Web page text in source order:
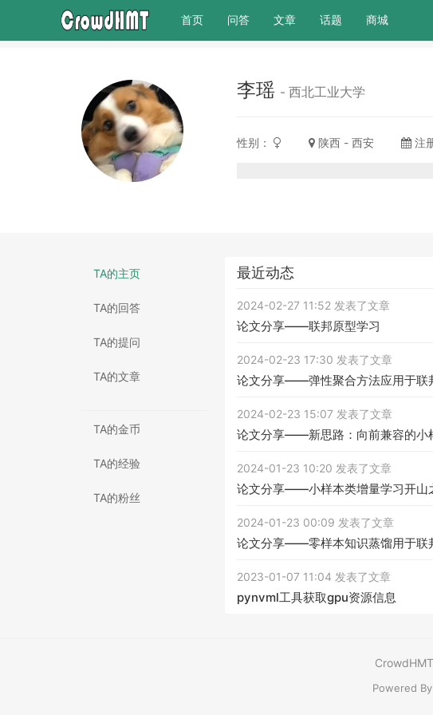
首页(current)
问答 文章 话题 商城
李瑶 - 西北工业大学
性别： 陕西 - 西安 注
TA的主页
TA的回答
TA的提问
TA的文章
TA的金币
TA的经验
TA的粉丝
最近动态
2024-02-27 11:52 发表了文章
论文分享——联邦原型学习
2024-02-23 17:30 发表了文章
论文分享——弹性聚合方法应用于联
2024-02-23 15:07 发表了文章
论文分享——新思路：向前兼容的小
2024-01-23 10:20 发表了文章
论文分享——小样本类增量学习开山
2024-01-23 00:09 发表了文章
论文分享——零样本知识蒸馏用于联
2023-01-07 11:04 发表了文章
pynvml工具获取gpu资源信息
CrowdHMT
Powered By